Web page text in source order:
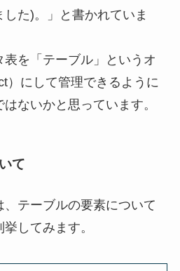
た)。」と書かれていま
表を「テーブル」というオ
）にして管理できるように
ないかと思っています。
て
、テーブルの要素について
してみます。